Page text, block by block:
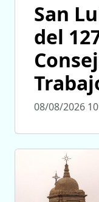
San
del
08/08/2026